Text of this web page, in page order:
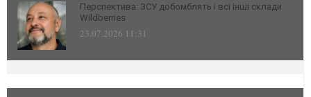
Перспектива: ЗСУ добомблять і всі інші склади
Wildberries
23.07.2026 11:31